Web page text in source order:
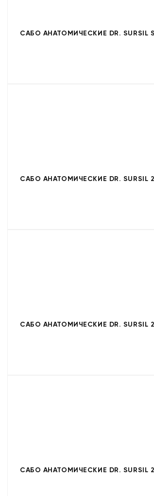
САБО АНАТОМИЧЕСКИЕ DR. SURSIL
САБО АНАТОМИЧЕСКИЕ DR. SURSIL
САБО АНАТОМИЧЕСКИЕ DR. SURSIL
САБО АНАТОМИЧЕСКИЕ DR. SURSIL